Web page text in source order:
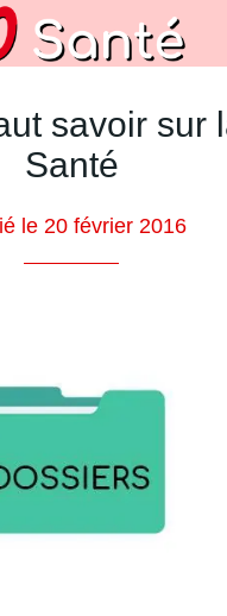
savoir sur
Santé
le 20 février 2016